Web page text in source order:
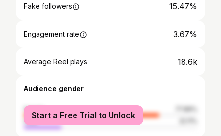
Fake followers 15.47%
Engagement rate 3.67%
Average Reel plays 18.6k
Audience gender
female
male
Start a Free Trial to Unlock